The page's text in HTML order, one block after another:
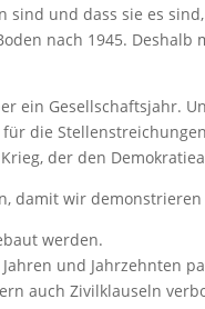
sind und dass sie es
nach 1945. Deshalb
ein Gesellschaftsjahr.
die
der den
damit wir demonstrieren
werden.
und Jahrzehnten
auch Zivilklauseln